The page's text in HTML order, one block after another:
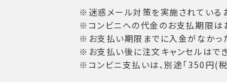
※迷惑メール対策を実施されている
※コンビニへの代金のお支払期限は
※お支払い期限までに入金がなかっ
※お支払い後に注文キャンセルはでき
※コンビニ支払いは、別途「350円(